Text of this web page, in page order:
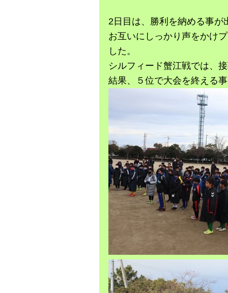
2日目は、勝利を納める事が
お互いにしっかり声をかけ
した。
シルフィード蟹江戦では、
結果、５位で大会を終える